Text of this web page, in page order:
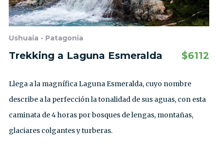
Ushuaia - Patagonia
Trekking a Laguna Esmeralda $6112
Llega a la magnífica Laguna Esmeralda, cuyo nombre
describe a la perfección la tonalidad de sus aguas, con esta
caminata de 4 horas por bosques de lengas, montañas,
glaciares colgantes y turberas.